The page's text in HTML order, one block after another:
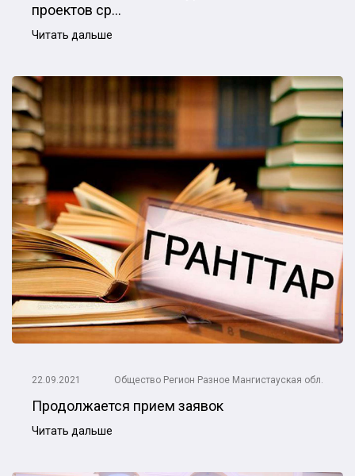
проектов ср...
Читать дальше
22.09.2021 Общество Регион Разное Мангистауская обл.
Продолжается прием заявок
Читать дальше